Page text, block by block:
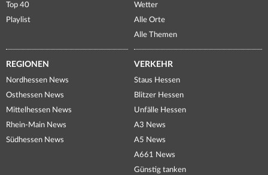
Top 40
Playlist
Wetter
Alle Orte
Alle Themen
REGIONEN
Nordhessen News
Osthessen News
Mittelhessen News
Rhein-Main News
Südhessen News
VERKEHR
Staus Hessen
Blitzer Hessen
Unfälle Hessen
A3 News
A5 News
A661 News
Günstig tanken